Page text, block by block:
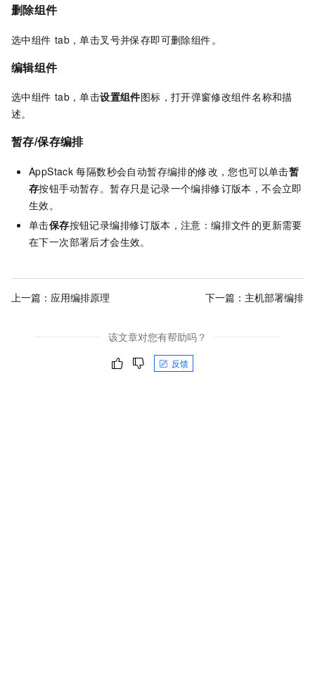
删除组件
选中组件 tab，单击叉号并保存即可删除组件。
编辑组件
选中组件 tab，单击设置组件图标，打开弹窗修改组件名称和描
述。
暂存/保存编排
AppStack 每隔数秒会自动暂存编排的修改，您也可以单击暂
存按钮手动暂存。暂存只是记录一个编排修订版本，不会立即
生效。
单击保存按钮记录编排修订版本，注意️：编排文件的更新需要
在下一次部署后才会生效。
上一篇： 应用编排原理 下一篇： 主机部署编排
该文章对您有帮助吗？
反馈